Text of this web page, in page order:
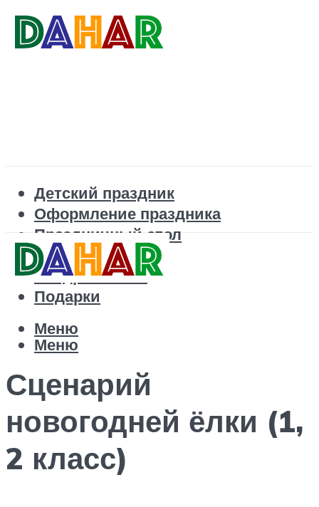
Детский праздник
Оформление праздника
Праздничный стол
Корпоратив
Поздравления
Подарки
Меню
Меню
Сценарий
новогодней ёлки (1,
2 класс)